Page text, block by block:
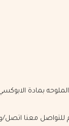
بمادة
للتواصل معنا